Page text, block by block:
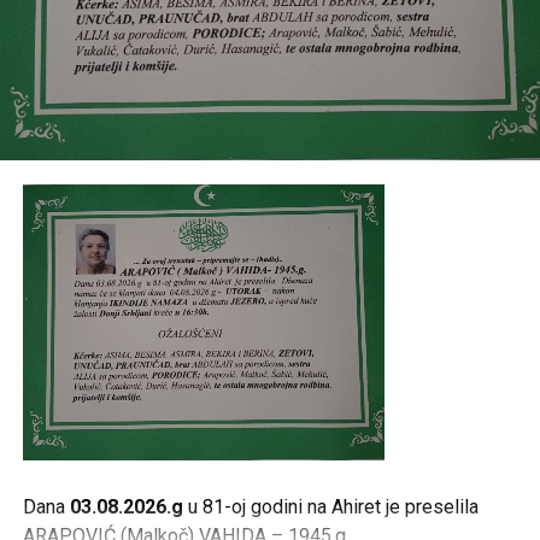
Share Post
Share
Dana 03.08.2026.g u 81-oj godini na Ahiret je preselila